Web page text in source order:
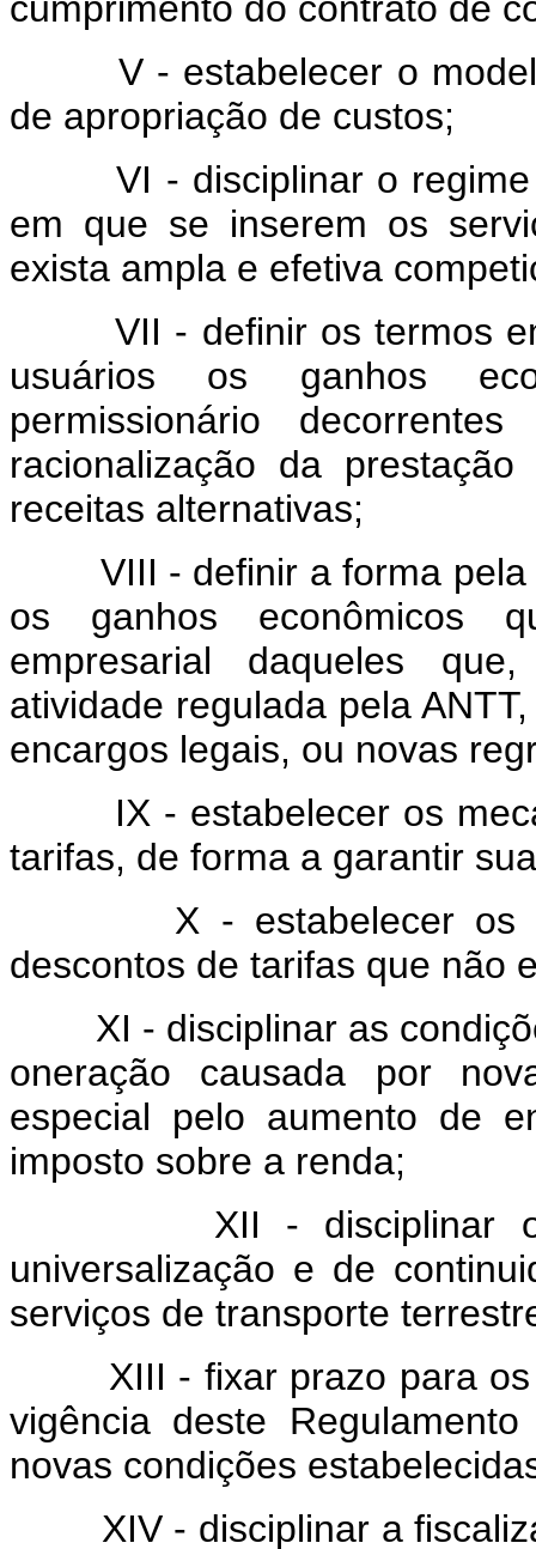
V - estabelecer o modelo
de apropriação de custos;
VI - disciplinar o regime
em que se inserem os
exista ampla e efetiva
VII - definir os termos em
usuários os ganhos
permissionário
racionalização da
receitas alternativas;
VIII - definir a forma pela
os ganhos econômicos
empresarial daqueles
atividade regulada pela
encargos legais, ou novas
IX - estabelecer os
tarifas, de forma a garantir
X - estabelecer os
descontos de tarifas que não
XI - disciplinar as
oneração causada por
especial pelo aumento de
imposto sobre a renda;
XII - disciplinar o
universalização e de
serviços de transporte
XIII - fixar prazo para os
vigência deste
novas condições
XIV - disciplinar a